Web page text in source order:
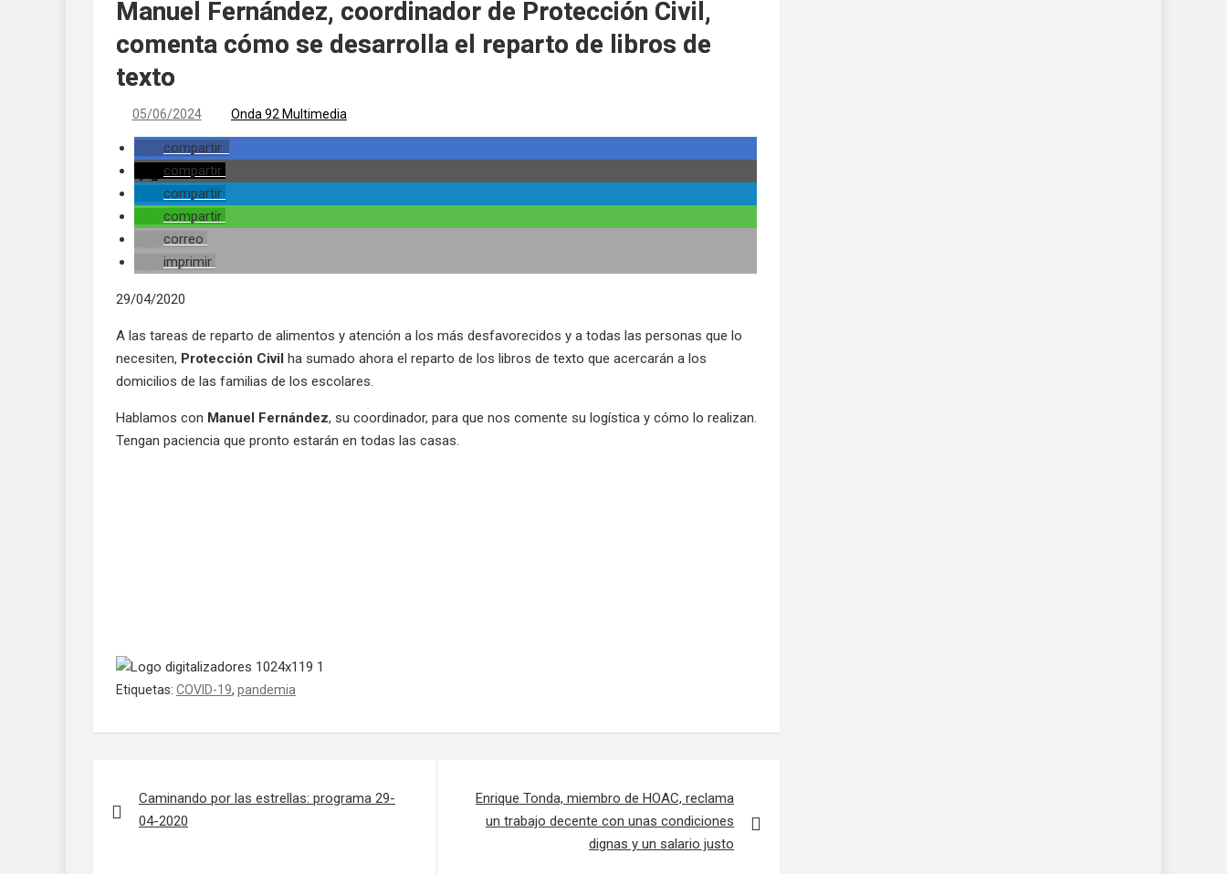
Manuel Fernández, coordinador de Protección Civil,
comenta cómo se desarrolla el reparto de libros de
texto
05/06/2024 Onda 92 Multimedia
compartir
compartir
compartir
compartir
correo
imprimir
29/04/2020
A las tareas de reparto de alimentos y atención a los más desfavorecidos y a todas las personas que lo
necesiten, Protección Civil ha sumado ahora el reparto de los libros de texto que acercarán a los
domicilios de las familias de los escolares.
Hablamos con Manuel Fernández, su coordinador, para que nos comente su logística y cómo lo realizan.
Tengan paciencia que pronto estarán en todas las casas.
Etiquetas: COVID-19, pandemia
Caminando por las estrellas: programa 29-
04-2020
Enrique Tonda, miembro de HOAC, reclama
un trabajo decente con unas condiciones
dignas y un salario justo